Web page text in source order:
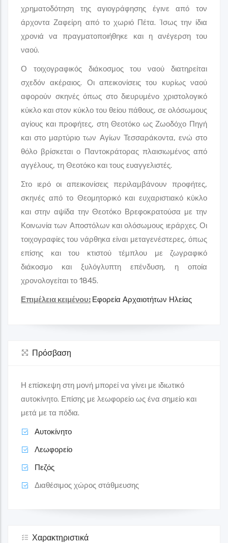
χρηματοδότηση της αγιογράφησης έγινε από τον
άρχοντα Ζαφείρη από το χωριό Πέτα. Ίσως την ίδια
χρονιά να πραγματοποιήθηκε και η ανέγερση του
ναού.
Ο τοιχογραφικός διάκοσμος του ναού διατηρείται
σχεδόν ακέραιος. Οι απεικονίσεις του κυρίως ναού
αφορούν σκηνές όπως στο διευρυμένο χριστολογικό
κύκλο και στον κύκλο του θείου πάθους, σε ολόσωμους
αγίους και προφήτες, στη Θεοτόκο ως Ζωοδόχο Πηγή
και στο μαρτύριο των Αγίων Τεσσαράκοντα, ενώ στο
θόλο βρίσκεται ο Παντοκράτορας πλαισιωμένος από
αγγέλους, τη Θεοτόκο και τους ευαγγελιστές.
Στο ιερό οι απεικονίσεις περιλαμβάνουν προφήτες,
σκηνές από το Θεομητορικό και ευχαριστιακό κύκλο
και στην αψίδα την Θεοτόκο Βρεφοκρατούσα με την
Κοινωνία των Αποστόλων και ολόσωμους ιεράρχες. Οι
τοιχογραφίες του νάρθηκα είναι μεταγενέστερες, όπως
επίσης και του κτιστού τέμπλου με ζωγραφικό
διάκοσμο και ξυλόγλυπτη επένδυση, η οποία
χρονολογείται το 1845.
Επιμέλεια κειμένου: Εφορεία Αρχαιοτήτων Ηλείας
Πρόσβαση
Η επίσκεψη στη μονή μπορεί να γίνει με ιδιωτικό
αυτοκίνητο. Επίσης με λεωφορείο ως ένα σημείο και
μετά με τα πόδια.
Αυτοκίνητο
Λεωφορείο
Πεζός
Διαθέσιμος χώρος στάθμευσης
Χαρακτηριστικά